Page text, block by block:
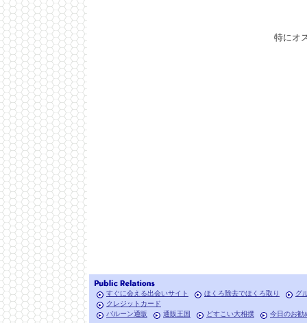
特に
すぐに会える出会いサイト ほくろ除去でほくろ取り
グ
クレジットカード
バルーン通販
通販王国 どすこい大相撲 今日のお勧